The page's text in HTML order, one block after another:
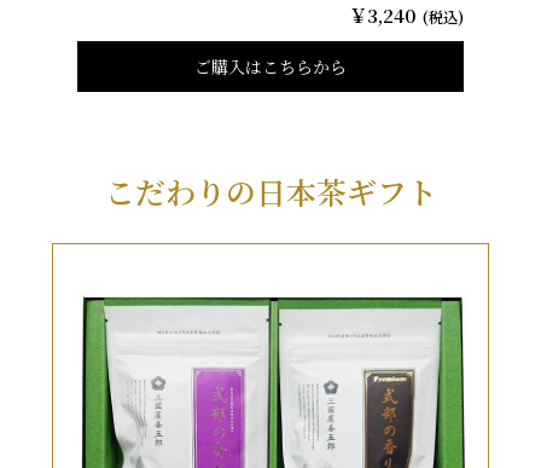
￥3,240 (税込)
ご購入はこちらから
こだわりの日本茶ギフト